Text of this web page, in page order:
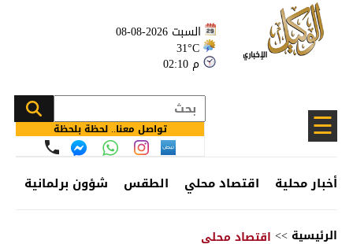
السبت 2026-08-08
31°C
02:10 م
☰ تواصل معنا.. لحظة بلحظة
أخبار محلية اقتصاد محلي الطقس شؤون برلمانية
الرئيسية >> اقتصاد محلي